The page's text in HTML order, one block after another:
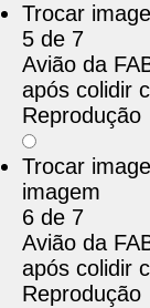
Trocar
5 de 7
Avião da
após colidir
Reprodução
Trocar
imagem
6 de 7
Avião da
após colidir
Reprodução